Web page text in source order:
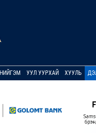
НИЙГЭМ УУЛ УУРХАЙ ХУУЛЬ